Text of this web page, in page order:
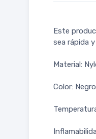
Este
sea rápida
Material:
Color: Negro